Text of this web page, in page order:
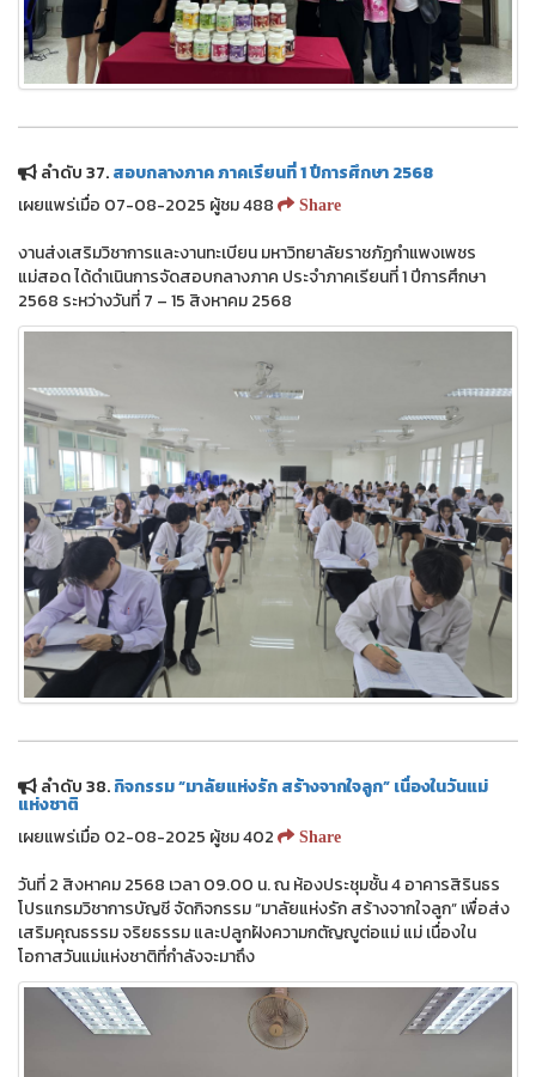
ลำดับ 37.สอบกลางภาค ภาคเรียนที่ 1 ปีการศึกษา 2568
เผยแพร่เมื่อ 07-08-2025 ผู้ชม 488
Share
งานส่งเสริมวิชาการและงานทะเบียน มหาวิทยาลัยราชภัฏกำแพงเพชร
แม่สอด ได้ดำเนินการจัดสอบกลางภาค ประจำภาคเรียนที่ 1 ปีการศึกษา
2568 ระหว่างวันที่ 7 – 15 สิงหาคม 2568
ลำดับ 38.กิจกรรม “มาลัยแห่งรัก สร้างจากใจลูก” เนื่องในวันแม่
แห่งชาติ
เผยแพร่เมื่อ 02-08-2025 ผู้ชม 402
Share
วันที่ 2 สิงหาคม 2568 เวลา 09.00 น. ณ ห้องประชุมชั้น 4 อาคารสิรินธร
โปรแกรมวิชาการบัญชี จัดกิจกรรม “มาลัยแห่งรัก สร้างจากใจลูก” เพื่อส่ง
เสริมคุณธรรม จริยธรรม และปลูกฝังความกตัญญูต่อแม่ แม่ เนื่องใน
โอกาสวันแม่แห่งชาติที่กำลังจะมาถึง